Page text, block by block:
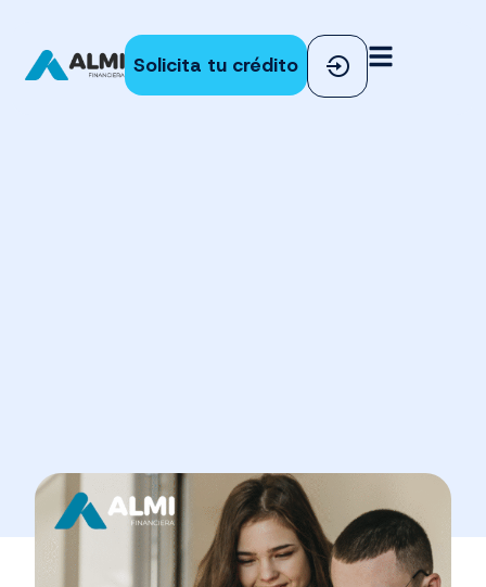
Solicita tu crédito